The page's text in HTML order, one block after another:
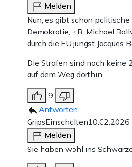
Melden
Nun, es gibt schon politische
Demokratie, z.B. Michael
durch die EU jüngst Jacques
Die Strafen sind noch keine
auf dem Weg dorthin.
9
Antworten
GripsEinschalten10.02.2026
Melden
Sie haben wohl ins